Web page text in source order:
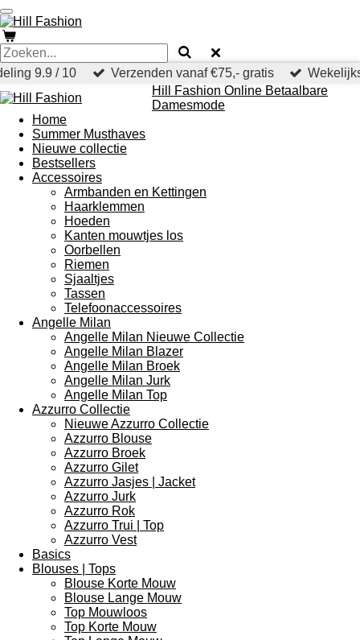
Ga
direct
naar
de
hoofdinhoud
9.9 / 10 Verzenden vanaf €75,- gratis
Hill Fashion Online Betaalbare
Damesmode
Home
Summer Musthaves
Nieuwe collectie
Bestsellers
Accessoires
Armbanden en Kettingen
Haarklemmen
Hoeden
Kanten mouwtjes los
Oorbellen
Riemen
Sjaaltjes
Tassen
Telefoonaccessoires
Angelle Milan
Angelle Milan Nieuwe Collectie
Angelle Milan Blazer
Angelle Milan Broek
Angelle Milan Jurk
Angelle Milan Top
Azzurro Collectie
Nieuwe Azzurro Collectie
Azzurro Blouse
Azzurro Broek
Azzurro Gilet
Azzurro Jasjes | Jacket
Azzurro Jurk
Azzurro Rok
Azzurro Trui | Top
Azzurro Vest
Basics
Blouses | Tops
Blouse Korte Mouw
Blouse Lange Mouw
Top Mouwloos
Top Korte Mouw